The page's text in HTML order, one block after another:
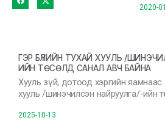
2020-
ГЭР БҮЛИЙН ТУХАЙ ХУУЛЬ /
ИЙН ТӨСӨЛД САНАЛ АВЧ БАЙНА
Хууль зүй, дотоод хэргийн яамнаас
хууль /шинэчилсэн найруулга/-ийн
2025-10-13